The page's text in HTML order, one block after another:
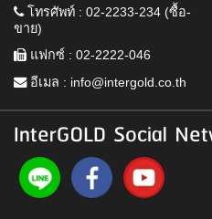
โทรศัพท์ : 02-2233-234 (ซื้อ-
ขาย)
แฟกซ์ : 02-2222-046
อีเมล : info@intergold.co.th
InterGOLD Social